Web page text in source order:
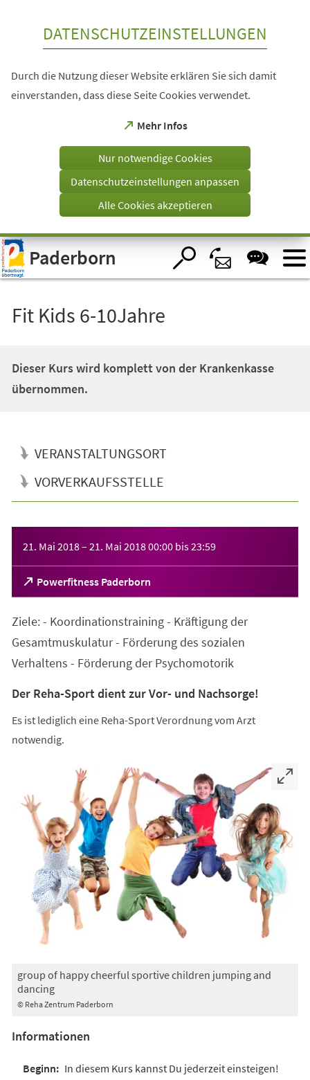
Visuelle
Assistenzsoftware
öffnen.
DATENSCHUTZEINSTELLUNGEN
Durch die Nutzung dieser Website erklären Sie sich damit
einverstanden, dass diese Seite Cookies verwendet.
Mehr Infos
(Öffnet
einem
Tab)
Nur notwendige Cookies
Datenschutzeinstellungen anpassen
Alle Cookies akzeptieren
Paderborn
Fit Kids 6-10Jahre
Dieser Kurs wird komplett von der Krankenkasse
übernommen.
VERANSTALTUNGSORT
VORVERKAUFSSTELLE
21. Mai 2018– 21. Mai 201800:00 bis23:59
Powerfitness Paderborn
(Öffnet
in
neuen
Ziele: - Koordinationstraining - Kräftigung der
Gesamtmuskulatur - Förderung des sozialen
Verhaltens - Förderung der Psychomotorik
Der Reha-Sport dient zur Vor- und Nachsorge!
Es ist lediglich eine Reha-Sport Verordnung vom Arzt
notwendig.
© Reha Zentrum Paderborn
group of happy cheerful sportive children jumping and
dancing
Informationen
In diesem Kurs kannst Du jederzeit einsteigen!